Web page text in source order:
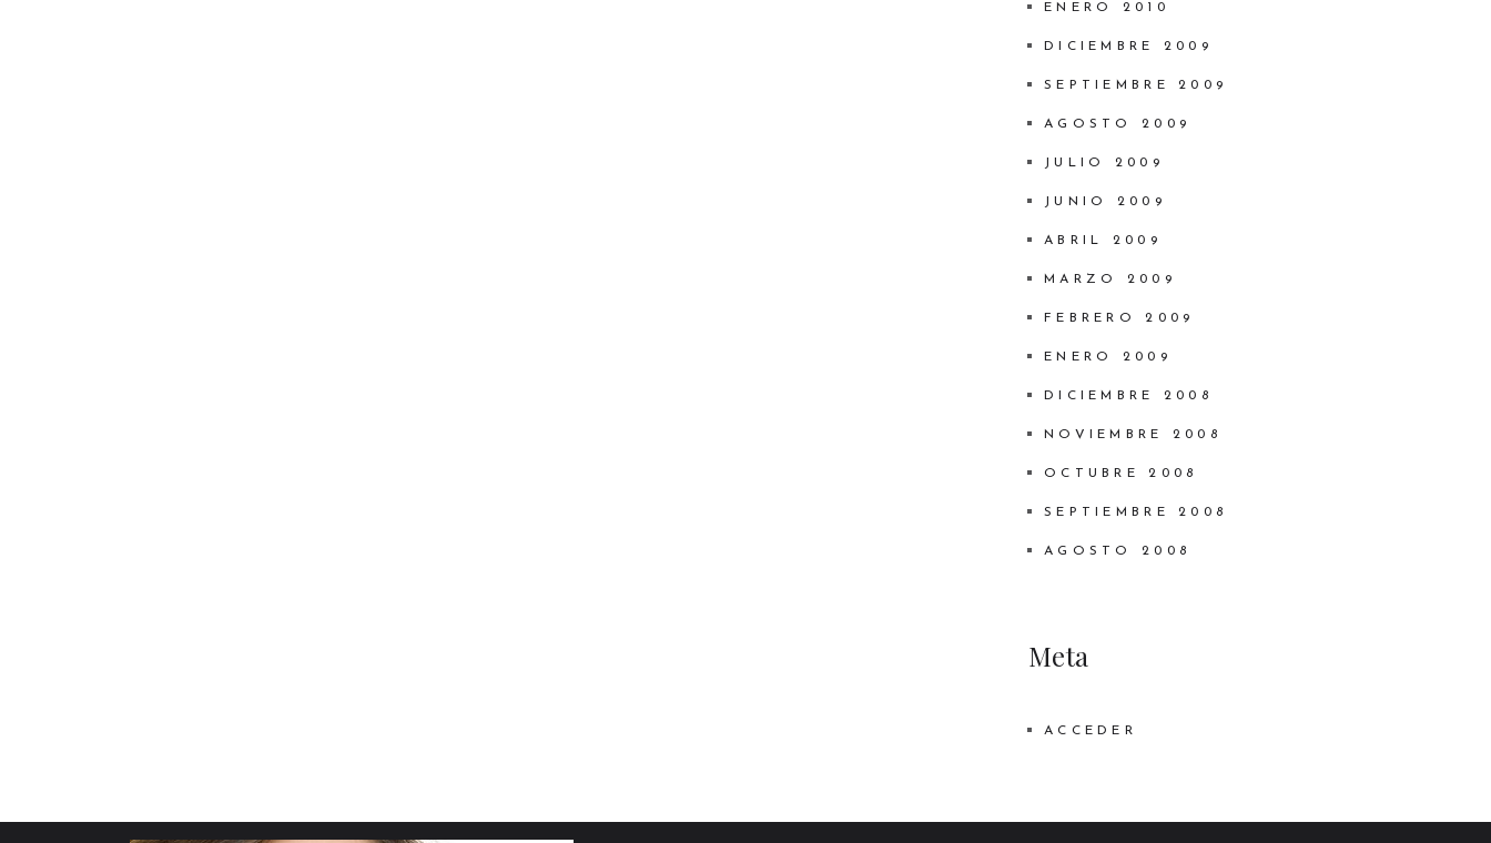
ENERO 2010
DICIEMBRE 2009
SEPTIEMBRE 2009
AGOSTO 2009
JULIO 2009
JUNIO 2009
ABRIL 2009
MARZO 2009
FEBRERO 2009
ENERO 2009
DICIEMBRE 2008
NOVIEMBRE 2008
OCTUBRE 2008
SEPTIEMBRE 2008
AGOSTO 2008
Meta
ACCEDER